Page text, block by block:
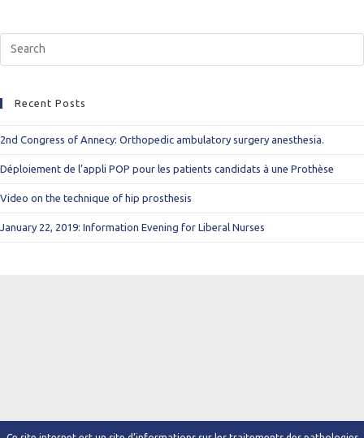
Recent Posts
2nd Congress of Annecy: Orthopedic ambulatory surgery anesthesia.
Déploiement de l’appli POP pour les patients candidats à une Prothèse
Video on the technique of hip prosthesis
January 22, 2019: Information Evening for Liberal Nurses